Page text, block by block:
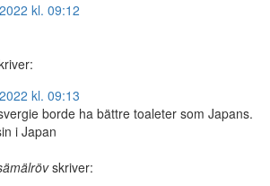
kl. 09:12
kl. 09:13
borde ha bättre toaleter som Japans.
i Japan
skriver: